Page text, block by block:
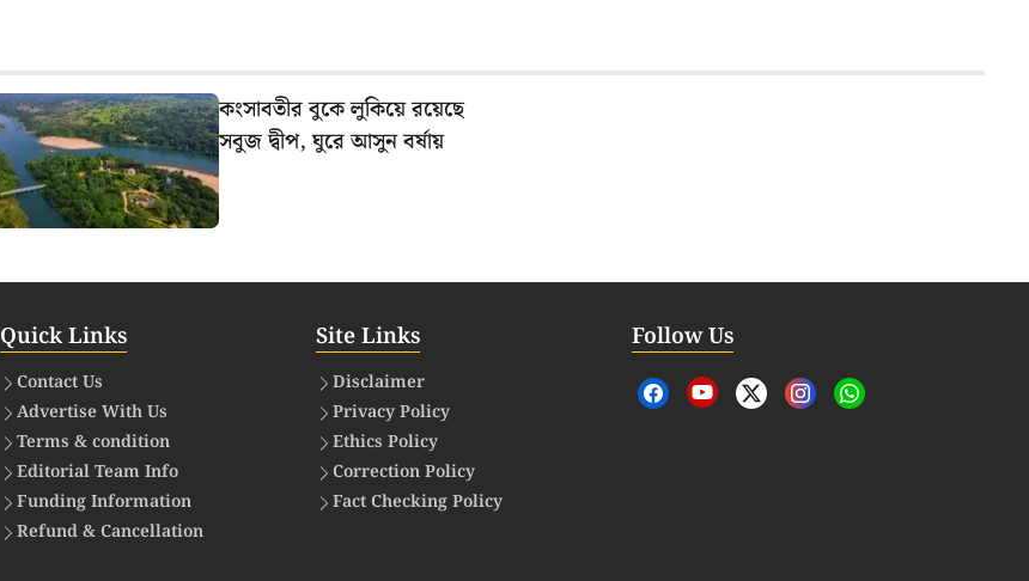
কংসাবতীর বুকে লুকিয়ে রয়েছে
সবুজ দ্বীপ, ঘুরে আসুন বর্ষায়
Quick Links
Contact Us
Advertise With Us
Terms & condition
Editorial Team Info
Funding Information
Refund & Cancellation
Site Links
Disclaimer
Privacy Policy
Ethics Policy
Correction Policy
Fact Checking Policy
Follow Us